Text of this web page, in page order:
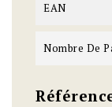
EAN
Nombre De